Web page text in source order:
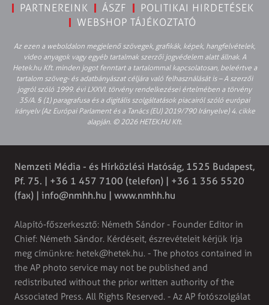
PARTNEREINK
ÁSZF
POLITIKAI HIRDETÉSEK
WEBSHOP TÁJÉKOZTATÓ
Az ezen a weboldalon megjelenő szövegek, grafikák, képek, hangfelvételek,
video anyagok vagy egyéb tartalmak szerzői jogvédelem alatt állnak. A
Hetek.hu Kft. minden jogot fenntart a tartalommal kapcsolatosan, beleértve a
tartalom szöveg- és adatbányászat céljára való felhasználását is – A szerzői
jogról szóló 1999. évi LXXVI. törvény rendelkezései értelmében a törvény
35/A. § (1) paragrafusa és a digitális szolgáltatások piacairól szóló európai
irányelv (Az Európai Parlament és a Tanács (EU) 2019/790 Irányelve) 4. cikke
alapján. © 2026 HETEK.HU Kft.
Nemzeti Média - és Hírközlési Hatóság, 1525 Budapest,
Pf. 75. | +36 1 457 7100 (telefon) | +36 1 356 5520
(fax) | info@nmhh.hu | www.nmhh.hu
Alapító-főszerkesztő: Németh Sándor - Founder Editor in
Chief: Németh Sándor. Kérdéseit, észrevételeit kérjük írja
meg címünkre: hetek@hetek.hu. - The photos contained in
the AP photo service may not be published and
redistributed without the prior written authority of the
Associated Press. All Rights Reserved. - Az AP fotószolgálat